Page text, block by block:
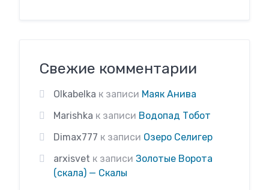
Свежие комментарии
Olkabelka к записи Маяк Анива
Marishka к записи Водопад Тобот
Dimax777 к записи Озеро Селигер
arxisvet к записи Золотые Ворота
(скала) — Скалы